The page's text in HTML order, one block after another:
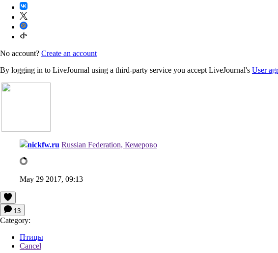
No account? Create an account
By logging in to LiveJournal using a third-party service you accept LiveJournal's User
nickfw.ru Russian Federation, Кемерово
May 29 2017, 09:13
13
Category:
Птицы
Cancel